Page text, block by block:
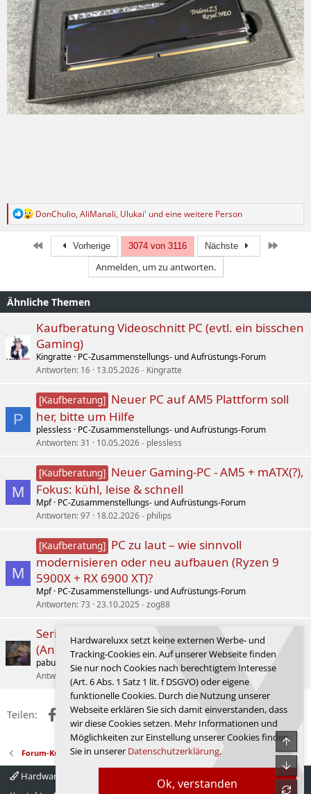
R
k
n
e
n
DonChulio, AliManali, Ulukai' und eine weitere Person
Erste Vorherige 3074 von 3116 Nächste
Anmelden, um zu antworten.
Ähnliche Themen
Kaufberatung Videoschnitt PC (evtl. ein bisschen
Gaming)
Kingratte PC-Zusammenstellungs- und Aufrüstungs-Forum
Antworten 16 13.05.2026 Kingratte
P
[Kaufberatung] Neuer PC auf AM5 Plattform soll
her, bitte um Hilfe
plessless PC-Zusammenstellungs- und Aufrüstungs-Forum
Antworten 31 10.05.2026 plessless
M
[Kaufberatung] Neuer Gaming-PC - AM5 + mATX(?),
Fokus: kühl, leise & schnell
Mpf PC-Zusammenstellungs- und Aufrüstungs-Forum
Antworten 97 18.02.2026 philips
M
[Kaufberatung] PC zu laut – wie sinnvoll
modernisieren oder neu aufbauen (Ryzen 9
5900X + RX 6900 XT)?
Mpf PC-Zusammenstellungs- und Aufrüstungs-Forum
Antworten 73 23.10.2025 zog88
Serie: Alte Retro-Games in neuem Glanz
(Anleitung für Windows 11)
pabu.roar
NostalgiedeLuxx
Antworten
23.06.2026 shurik88
Teilen: FacebookX (Twitter)
RedditWhatsApp
E-MailLink
Forum-Kultur
Hardwareluxx 4.0 Ok, verstanden
Hardwareluxx setzt keine externen Werbe- und
Tracking-Cookies ein. Auf unserer Webseite finden
Sie nur noch Cookies nach berechtigtem Interesse
(Art. 6 Abs. 1 Satz 1 lit. f DSGVO) oder eigene
funktionelle Cookies. Durch die Nutzung unserer
Webseite erklären Sie sich damit einverstanden, dass
wir diese Cookies setzen. Mehr Informationen und
Möglichkeiten zur Einstellung unserer Cookies finden
Sie in unserer Datenschutzerklärung.